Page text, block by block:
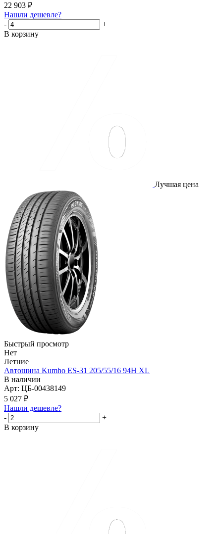
22 903 ₽
Нашли дешевле?
-
+
В корзину
Лучшая цена
Быстрый просмотр
Нет
Летние
Автошина Kumho ES-31 205/55/16 94H XL
В наличии
Арт: ЦБ-00438149
5 027 ₽
Нашли дешевле?
-
+
В корзину